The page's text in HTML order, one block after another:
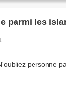
parmi les